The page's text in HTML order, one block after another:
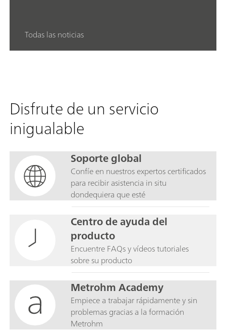
Todas las noticias
Disfrute de un servicio
inigualable
Soporte global
Confíe en nuestros expertos certificados
para recibir asistencia in situ
dondequiera que esté
Centro de ayuda del
producto
Encuentre FAQs y vídeos tutoriales
sobre su producto
Metrohm Academy
Empiece a trabajar rápidamente y sin
problemas gracias a la formación
Metrohm